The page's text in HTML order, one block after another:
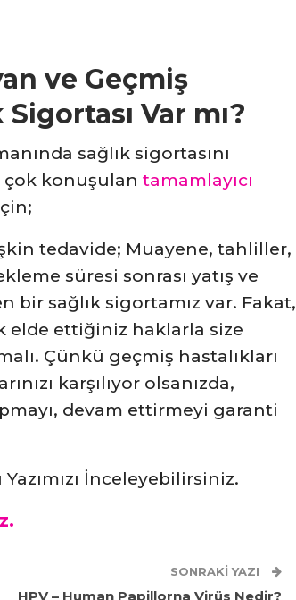
ve Geçmiş
Var mı?
sağlık sigortasını
çok konuşulan tamamlayıcı
tedavide; Muayene, tahliller,
süresi sonrası yatış ve
bir sağlık sigortamız var. Fakat,
elde ettiğiniz haklarla size
Çünkü geçmiş hastalıkları
karşılıyor olsanızda,
devam ettirmeyi garanti
Yazımızı İnceleyebilirsiniz.
SONRAKI YAZI
HPV – Human Papillorna Virüs Nedir?